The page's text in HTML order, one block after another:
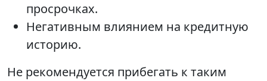
просрочках.
Негативным влиянием на кредитную
историю.
Не рекомендуется прибегать к таким